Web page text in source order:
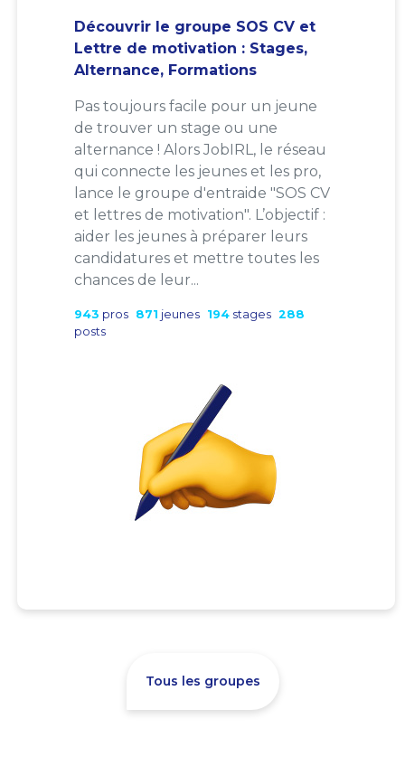
Découvrir le groupe SOS CV et
Lettre de motivation : Stages,
Alternance, Formations
Pas toujours facile pour un jeune
de trouver un stage ou une
alternance ! Alors JobIRL, le réseau
qui connecte les jeunes et les pro,
lance le groupe d'entraide "SOS CV
et lettres de motivation". L’objectif :
aider les jeunes à préparer leurs
candidatures et mettre toutes les
chances de leur...
943 pros 871 jeunes 194 stages 288
posts
Tous les groupes